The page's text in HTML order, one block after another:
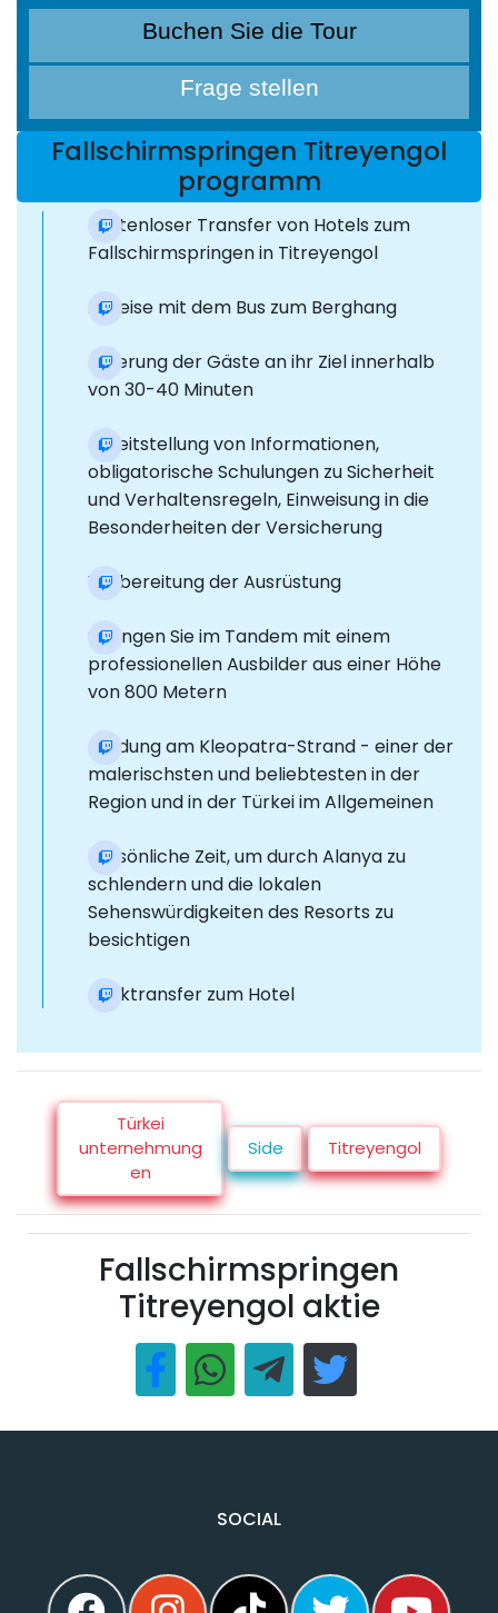
Buchen Sie die Tour
Frage stellen
Fallschirmspringen Titreyengol
programm
Kostenloser Transfer von Hotels zum
Fallschirmspringen in Titreyengol
Anreise mit dem Bus zum Berghang
Lieferung der Gäste an ihr Ziel innerhalb
von 30-40 Minuten
Bereitstellung von Informationen,
obligatorische Schulungen zu Sicherheit
und Verhaltensregeln, Einweisung in die
Besonderheiten der Versicherung
Vorbereitung der Ausrüstung
Springen Sie im Tandem mit einem
professionellen Ausbilder aus einer Höhe
von 800 Metern
Landung am Kleopatra-Strand - einer der
malerischsten und beliebtesten in der
Region und in der Türkei im Allgemeinen
Persönliche Zeit, um durch Alanya zu
schlendern und die lokalen
Sehenswürdigkeiten des Resorts zu
besichtigen
Rücktransfer zum Hotel
Türkei
unternehmung
en
Side Titreyengol
Fallschirmspringen
Titreyengol aktie
SOCIAL